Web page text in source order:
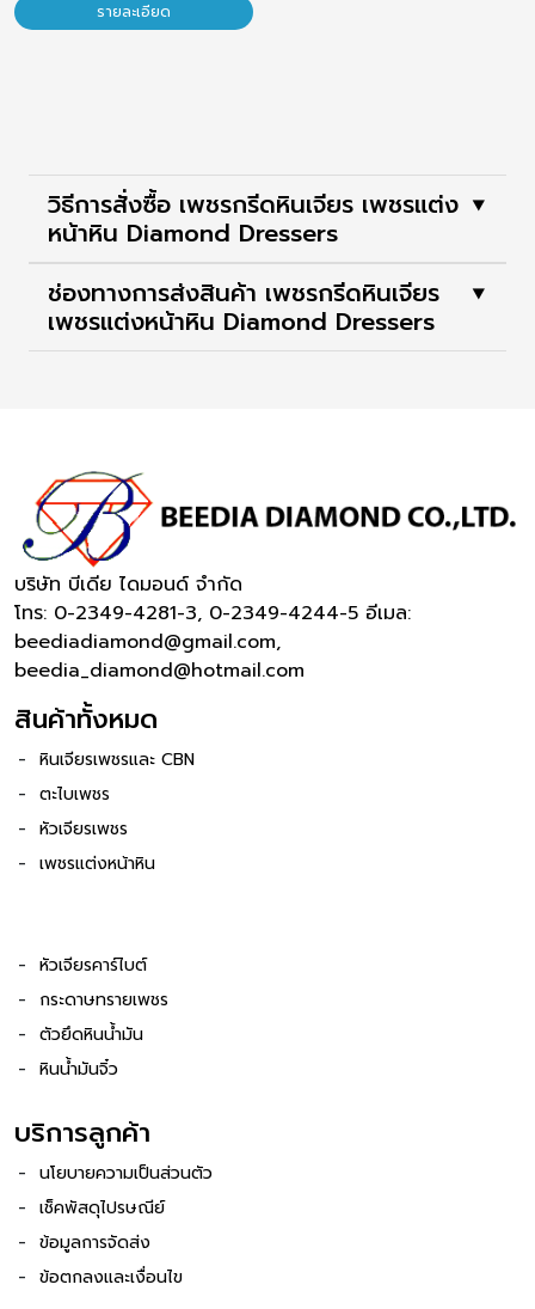
รายละเอียด
วิธีการสั่งซื้อ เพชรกรีดหินเจียร เพชรแต่ง
หน้าหิน Diamond Dressers
⯆
ช่องทางการส่งสินค้า เพชรกรีดหินเจียร
เพชรแต่งหน้าหิน Diamond Dressers
⯆
บริษัท บีเดีย ไดมอนด์ จำกัด
โทร: 0-2349-4281-3, 0-2349-4244-5 อีเมล:
beediadiamond@gmail.com,
beedia_diamond@hotmail.com
สินค้าทั้งหมด
หินเจียรเพชรและ CBN
ตะไบเพชร
หัวเจียรเพชร
เพชรแต่งหน้าหิน
หัวเจียรคาร์ไบต์
กระดาษทรายเพชร
ตัวยึดหินน้ำมัน
หินน้ำมันจิ๋ว
บริการลูกค้า
นโยบายความเป็นส่วนตัว
เช็คพัสดุไปรษณีย์
ข้อมูลการจัดส่ง
ข้อตกลงและเงื่อนไข